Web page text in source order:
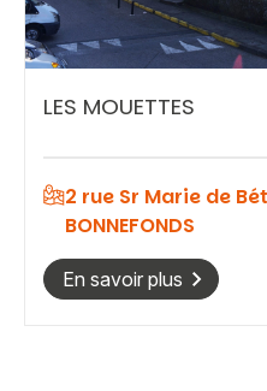
LES MOUETTES
2 rue Sr Marie de
BONNEFONDS
En savoir plus